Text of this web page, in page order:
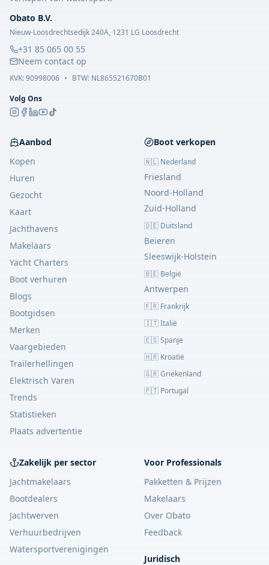
Obato B.V.
Nieuw-Loosdrechtsedijk 240A, 1231 LG Loosdrecht
+31 85 065 00 55
Neem contact op
KVK:90998006 • BTW: NL865521670B01
Volg Ons
Aanbod
Kopen
Huren
Gezocht
Kaart
Jachthavens
Makelaars
Yacht Charters
Boot verhuren
Blogs
Bootgidsen
Merken
Vaargebieden
Trailerhellingen
Elektrisch Varen
Trends
Statistieken
Plaats advertentie
Boot verkopen
🇳🇱 Nederland
Friesland
Noord-Holland
Zuid-Holland
🇩🇪 Duitsland
Beieren
Sleeswijk-Holstein
🇧🇪 België
Antwerpen
🇫🇷 Frankrijk
🇮🇹 Italië
🇪🇸 Spanje
🇭🇷 Kroatië
🇬🇷 Griekenland
🇵🇹 Portugal
Zakelijk per sector
Jachtmakelaars
Bootdealers
Jachtwerven
Verhuurbedrijven
Watersportverenigingen
Voor Professionals
Pakketten & Prijzen
Makelaars
Over Obato
Feedback
Juridisch